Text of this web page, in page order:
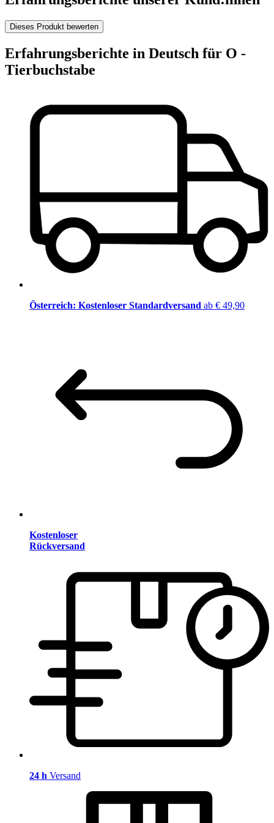
Dieses Produkt bewerten
Erfahrungsberichte in Deutsch für O -
Tierbuchstabe
Österreich: Kostenloser Standardversand ab € 49,90
Kostenloser
Rückversand
24 h Versand